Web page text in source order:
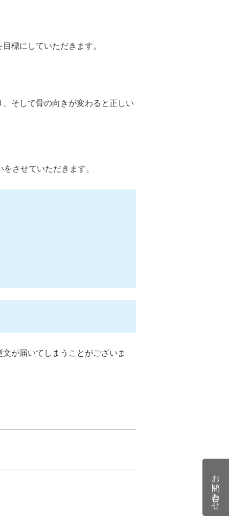
標にしていただきます。
そして骨の向きが変わると正しい
させていただきます。
が届いてしまうことがございま
お問い合わせ